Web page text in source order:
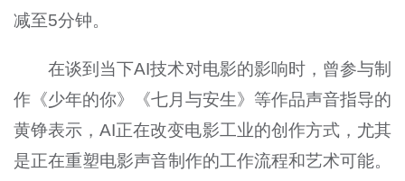
减至5分钟。
在谈到当下AI技术对电影的影响时，曾参与制
作《少年的你》《七月与安生》等作品声音指导的
黄铮表示，AI正在改变电影工业的创作方式，尤其
是正在重塑电影声音制作的工作流程和艺术可能。